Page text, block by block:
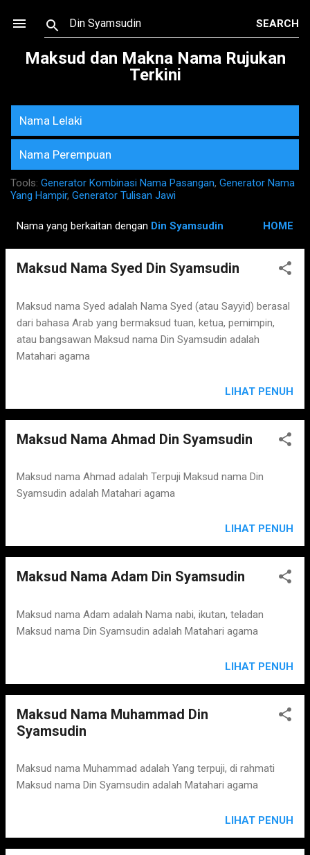
Skip to main content
Maksud dan Makna Nama Rujukan
Terkini
Nama Lelaki
Nama Perempuan
Tools: Generator Kombinasi Nama Pasangan, Generator Nama
Yang Hampir, Generator Tulisan Jawi
o
Nama yang berkaitan dengan Din Syamsudin HOME
Maksud Nama Syed Din Syamsudin
Maksud nama Syed adalah Nama Syed (atau Sayyid) berasal
dari bahasa Arab yang bermaksud tuan, ketua, pemimpin,
atau bangsawan Maksud nama Din Syamsudin adalah
Matahari agama
LIHAT PENUH
Maksud Nama Ahmad Din Syamsudin
Maksud nama Ahmad adalah Terpuji Maksud nama Din
Syamsudin adalah Matahari agama
LIHAT PENUH
Maksud Nama Adam Din Syamsudin
Maksud nama Adam adalah Nama nabi, ikutan, teladan
Maksud nama Din Syamsudin adalah Matahari agama
LIHAT PENUH
Maksud Nama Muhammad Din
Syamsudin
Maksud nama Muhammad adalah Yang terpuji, di rahmati
Maksud nama Din Syamsudin adalah Matahari agama
LIHAT PENUH